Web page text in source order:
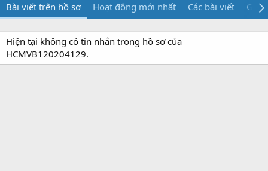
Bài viết trên hồ sơ Hoạt động mới nhất Các bài viết Giới
Hiện tại không có tin nhắn trong hồ sơ của
HCMVB120204129.